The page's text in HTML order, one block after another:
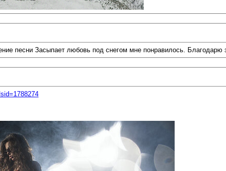
песни Засыпает любовь под снегом мне понравилось.